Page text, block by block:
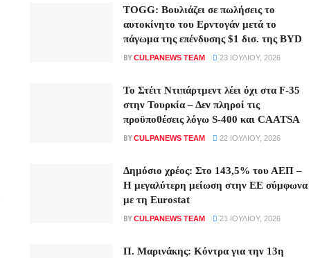
TOGG: Βουλιάζει σε πωλήσεις το
αυτοκίνητο του Ερντογάν μετά το
πάγωμα της επένδυσης $1 δισ. της BYD
BYCULPANEWS TEAM 23 ΙΟΥΛΊΟΥ, 2026
Το Στέιτ Ντιπάρτμεντ λέει όχι στα F-35
στην Τουρκία – Δεν πληροί τις
προϋποθέσεις λόγω S-400 και CAATSA
BYCULPANEWS TEAM 22 ΙΟΥΛΊΟΥ, 2026
Δημόσιο χρέος: Στο 143,5% του ΑΕΠ –
Η μεγαλύτερη μείωση στην ΕΕ σύμφωνα
με τη Eurostat
BYCULPANEWS TEAM 21 ΙΟΥΛΊΟΥ, 2026
Π. Μαρινάκης: Κόντρα για την 13η